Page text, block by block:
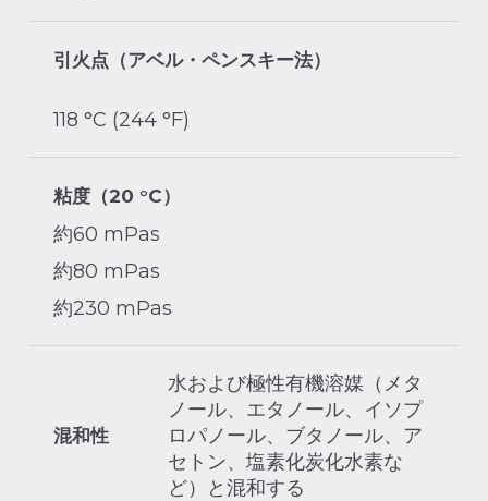
引火点（アベル・ペンスキー法）
118 °C (244 °F)
粘度（20 °C）
約60 mPas
約80 mPas
約230 mPas
混和性
水および極性有機溶媒（メタ
ノール、エタノール、イソプ
ロパノール、ブタノール、ア
セトン、塩素化炭化水素な
ど）と混和する